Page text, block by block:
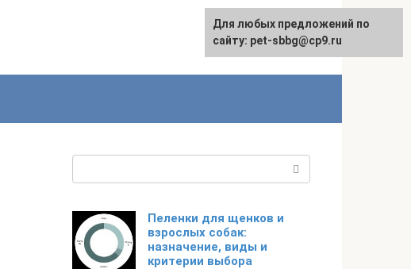
Пеленки для щенков и
взрослых собак:
назначение, виды и
критерии выбора
Для любых предложений по
сайту: pet-sbbg@cp9.ru